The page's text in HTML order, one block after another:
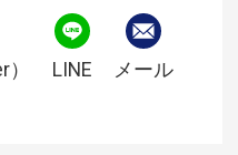
LINE メール